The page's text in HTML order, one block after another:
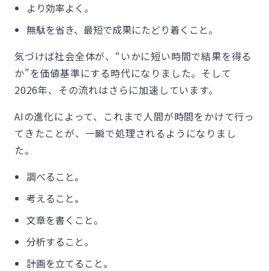
より効率よく。
無駄を省き、最短で成果にたどり着くこと。
気づけば社会全体が、“いかに短い時間で結果を得る
か”を価値基準にする時代になりました。そして
2026年、その流れはさらに加速しています。
AIの進化によって、これまで人間が時間をかけて行っ
てきたことが、一瞬で処理されるようになりまし
た。
調べること。
考えること。
文章を書くこと。
分析すること。
計画を立てること。